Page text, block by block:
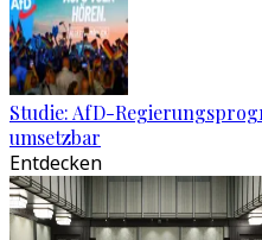
Studie: AfD-
umsetzbar
Entdecken